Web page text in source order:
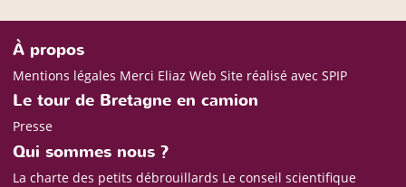
À propos
Mentions légales Merci Eliaz Web Site réalisé avec SPIP
Le tour de Bretagne en camion
Presse
Qui sommes nous ?
La charte des petits débrouillards Le conseil scientifique